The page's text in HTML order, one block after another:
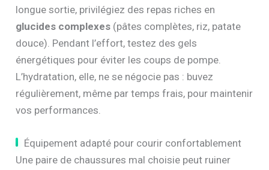
longue sortie, privilégiez des repas riches en
glucides complexes (pâtes complètes, riz, patate
douce). Pendant l’effort, testez des gels
énergétiques pour éviter les coups de pompe.
L’hydratation, elle, ne se négocie pas : buvez
régulièrement, même par temps frais, pour maintenir
vos performances.
Équipement adapté pour courir confortablement
Une paire de chaussures mal choisie peut ruiner